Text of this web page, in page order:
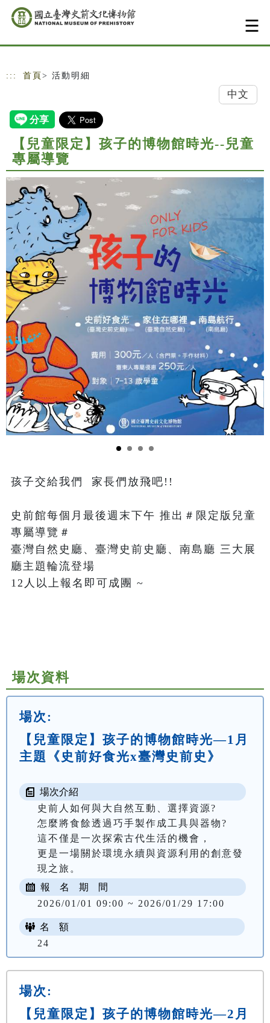
跳到主要內容
網站導覽
::: 首頁 > 活動明細
中文
【兒童限定】孩子的博物館時光--兒童
專屬導覽
孩子交給我們  家長們放飛吧!!
史前館每個月最後週末下午 推出＃限定版兒童
專屬導覽＃
臺灣自然史廳、臺灣史前史廳、南島廳 三大展
廳主題輪流登場
12人以上報名即可成團 ~
場次資料
場次:
【兒童限定】孩子的博物館時光—1月
主題《史前好食光x臺灣史前史》
場次介紹
史前人如何與大自然互動、選擇資源?
怎麼將食餘透過巧手製作成工具與器物?
這不僅是一次探索古代生活的機會，
更是一場關於環境永續與資源利用的創意發
報 名 期 間
2026/01/01 09:00 ~ 2026/01/29 17:00
名 額
24
場次:
【兒童限定】孩子的博物館時光—2月